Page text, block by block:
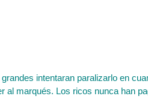
intentaran paralizarlo en
al marqués. Los ricos nunca han